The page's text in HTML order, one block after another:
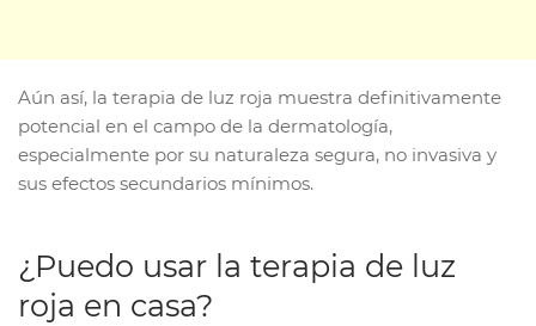
Aún así, la terapia de luz roja muestra definitivamente
potencial en el campo de la dermatología,
especialmente por su naturaleza segura, no invasiva y
sus efectos secundarios mínimos.
¿Puedo usar la terapia de luz
roja en casa?